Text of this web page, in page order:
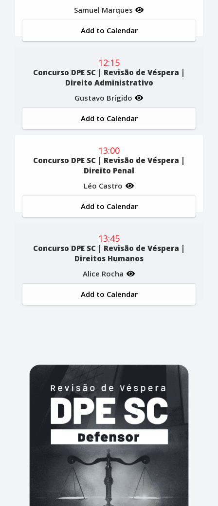
Samuel Marques
Add to Calendar
12:15
Concurso DPE SC | Revisão de Véspera |
Direito Administrativo
Gustavo Brígido
Add to Calendar
13:00
Concurso DPE SC | Revisão de Véspera |
Direito Penal
Léo Castro
Add to Calendar
13:45
Concurso DPE SC | Revisão de Véspera |
Direitos Humanos
Alice Rocha
Add to Calendar